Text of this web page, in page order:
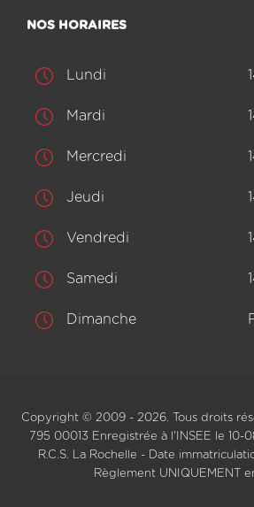
NOS HORAIRES
Lundi
Mardi
Mercredi
Jeudi
Vendredi
Samedi
Dimanche
Copyright © 2009 - 2026. Tous droits
795 00013 Enregistrée à l'INSEE le 10-
R.C.S. La Rochelle - Date
Règlement UNIQUEMENT